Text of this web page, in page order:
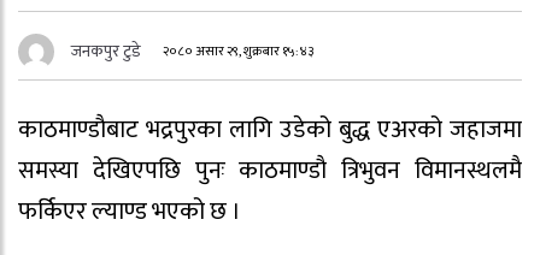
जनकपुर टुडे २०८० असार २९, शुक्रबार १५:४३
काठमाण्डाैबाट भद्रपुरका लागि उडेको बुद्ध एअरको जहाजमा
समस्या देखिएपछि पुनः काठमाण्डाै त्रिभुवन विमानस्थलमै
फर्किएर ल्याण्ड भएको छ ।